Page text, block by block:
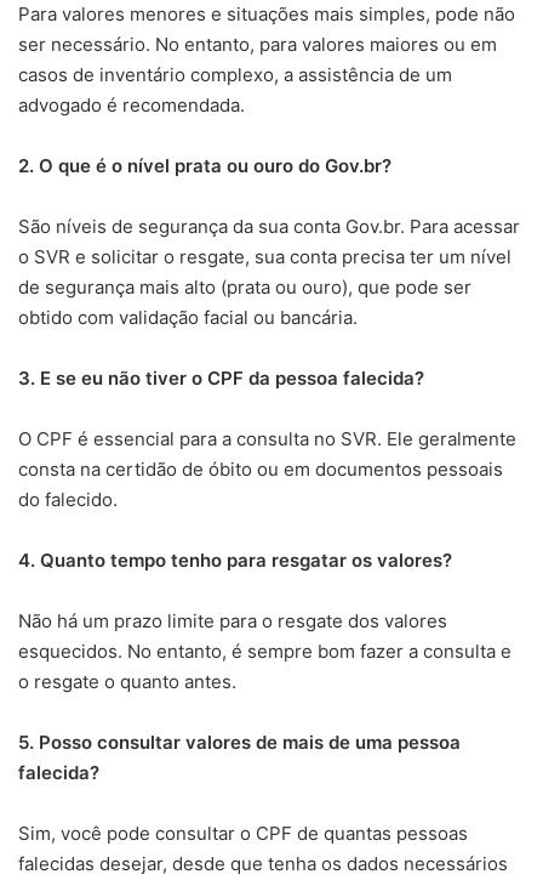
Para valores menores e situações mais simples, pode não
ser necessário. No entanto, para valores maiores ou em
casos de inventário complexo, a assistência de um
advogado é recomendada.
2. O que é o nível prata ou ouro do Gov.br?
São níveis de segurança da sua conta Gov.br. Para acessar
o SVR e solicitar o resgate, sua conta precisa ter um nível
de segurança mais alto (prata ou ouro), que pode ser
obtido com validação facial ou bancária.
3. E se eu não tiver o CPF da pessoa falecida?
O CPF é essencial para a consulta no SVR. Ele geralmente
consta na certidão de óbito ou em documentos pessoais
do falecido.
4. Quanto tempo tenho para resgatar os valores?
Não há um prazo limite para o resgate dos valores
esquecidos. No entanto, é sempre bom fazer a consulta e
o resgate o quanto antes.
5. Posso consultar valores de mais de uma pessoa
falecida?
Sim, você pode consultar o CPF de quantas pessoas
falecidas desejar, desde que tenha os dados necessários